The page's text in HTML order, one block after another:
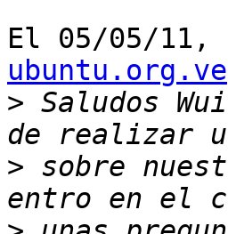
El 05/05/11,
ubuntu.org.ve
> Saludos
> sobre